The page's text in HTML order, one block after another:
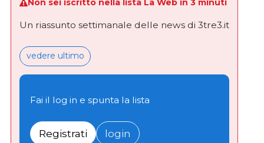
Non sei iscritto nella lista La Web in 3 minuti
Un riassunto settimanale delle news di 3tre3.it
vedere ultimo
Fai il log in e spunta la lista
Registrati login